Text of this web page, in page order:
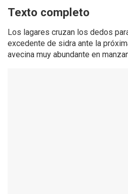
Texto completo
Los lagares cruzan los dedos
excedente de sidra ante la
avecina muy abundante en